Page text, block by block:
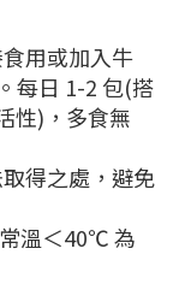
用或加入牛
每日 1-2 包(搭
性)，多食無
得之處，避免
溫＜40℃ 為